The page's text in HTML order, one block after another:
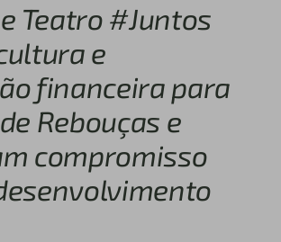
Teatro #Juntos
e
financeira para
Rebouças e
compromisso